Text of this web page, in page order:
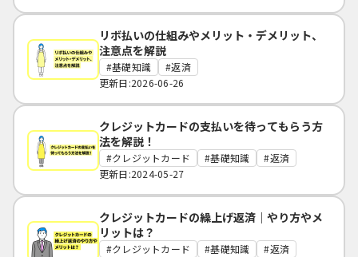
リボ払いの仕組みやメリット・デメリット、
注意点を解説
基礎知識
返済
更新日:2026-06-26
クレジットカードの支払いを待ってもらう方
法を解説！
クレジットカード 基礎知識
返済
更新日:2024-05-27
クレジットカードの繰上げ返済｜やり方やメ
リットは？
クレジットカード 基礎知識
返済